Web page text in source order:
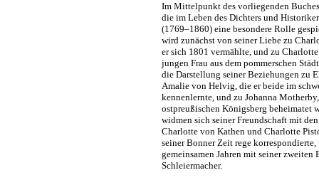
Im Mittelpunkt des vorliegenden
die im Leben des Dichters und
(1769–1860) eine besondere Rolle
wird zunächst von seiner Liebe zu
er sich 1801 vermählte, und zu
jungen Frau aus dem pommerschen
die Darstellung seiner Beziehungen zu
Amalie von Helvig, die er beide im
kennenlernte, und zu Johanna
ostpreußischen Königsberg beheimatet
widmen sich seiner Freundschaft mit
Charlotte von Kathen und Charlotte
seiner Bonner Zeit rege korrespondierte,
gemeinsamen Jahren mit seiner zweiten
Schleiermacher.